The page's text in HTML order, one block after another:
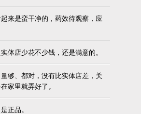
来是蛮干净的，药效待观察，应
体店少花不少钱，还是满意的。
够、都对，没有比实体店差，关
家里就弄好了。
正品。